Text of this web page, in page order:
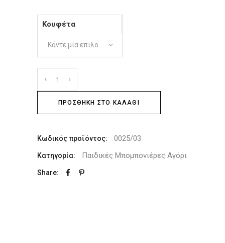
Κουφέτα
Κάντε μία επιλογή
ΠΡΟΣΘΉΚΗ ΣΤΟ ΚΑΛΆΘΙ
Κωδικός προϊόντος: 0025/03
Κατηγορία: Παιδικές Μπομπονιέρες Αγόρι
Share: